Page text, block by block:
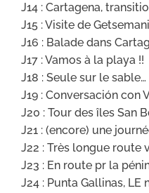
J14 : Cartagena,
J15 : Visite de
J16 : Balade dans
J17 : Vamos à la playa !!
J18 : Seule sur le sable…
J19 : Conversación con
J20 : Tour des îles San
J21 : (encore) une
J22 : Très longue route
J23 : En route pr la
J24 : Punta Gallinas, LE